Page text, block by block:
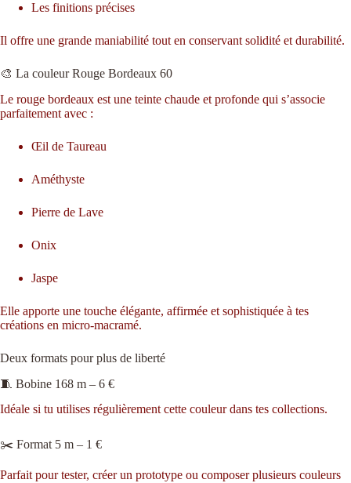
Les finitions précises
Il offre une grande maniabilité tout en conservant solidité et durabilité.
🎨 La couleur Rouge Bordeaux 60
Le rouge bordeaux est une teinte chaude et profonde qui s’associe
parfaitement avec :
Œil de Taureau
Améthyste
Pierre de Lave
Onix
Jaspe
Elle apporte une touche élégante, affirmée et sophistiquée à tes
créations en micro-macramé.
Deux formats pour plus de liberté
🧵 Bobine 168 m – 6 €
Idéale si tu utilises régulièrement cette couleur dans tes collections.
✂️ Format 5 m – 1 €
Parfait pour tester, créer un prototype ou composer plusieurs couleurs